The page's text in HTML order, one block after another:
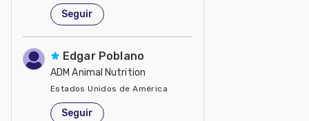
Estados Unidos de América
Seguir
Edgar Poblano
ADM Animal Nutrition
Estados Unidos de América
Seguir